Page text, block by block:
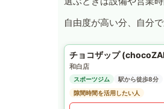
自由度が高い分、自分
チョコザップ
和白店
スポーツジム
駅から徒歩8分
隙間時間を活用したい人